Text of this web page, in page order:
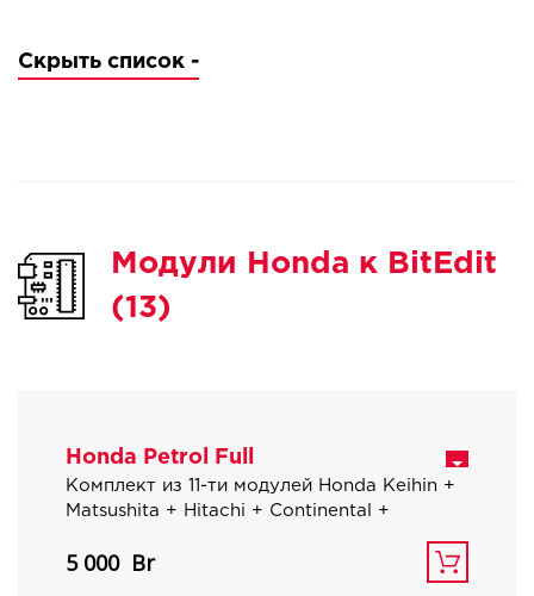
Скрыть список -
Модули Honda к BitEdit
(13)
Honda Petrol Full
Комплект из 11-ти модулей Honda Keihin +
Matsushita + Hitachi + Continental +
Keihin 2.0 Turbo + Keihin 2.3 Turbo +
Hitachi 0.66 Turbo и Bosch Petrol Turbo.
5 000